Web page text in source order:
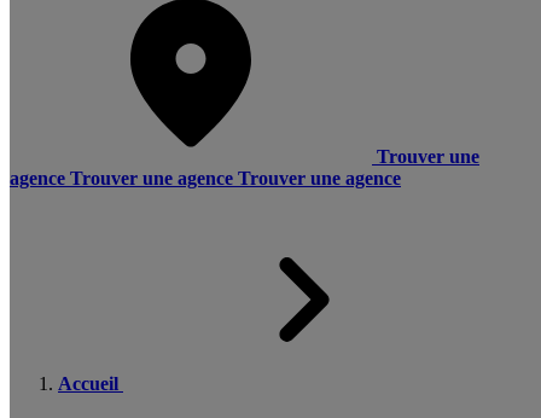
Trouver une
agence Trouver une agence Trouver une agence
Accueil